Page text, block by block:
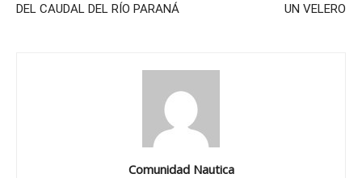
DEL CAUDAL DEL RÍO PARANÁ
UN VELERO
Comunidad Nautica